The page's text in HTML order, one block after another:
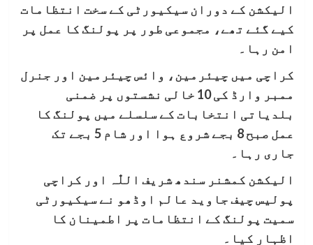
الیکشن کے دوران سیکیورٹی کے سخت انتظامات
کیے گئے تھے، مجموعی طور پر پولنگ کا عمل پر
امن رہا۔
کراچی میں چیئرمین، وائس چیئرمین اور جنرل
ممبر وارڈ کی 10 خالی نشستوں پر ضمنی
بلدیاتی انتخابات کے سلسلے میں پولنگ کا
عمل صبح 8 بجے شروع ہوا اور شام 5 بجے تک
جاری رہا۔
الیکشن کمشنر سندھ شریف اللّٰہ اور کراچی
پولیس چیف جاوید عالم اوڈھو نے سیکیورٹی
سمیت پولنگ کے انتظامات پر اطمینان کا
اظہار کیا۔